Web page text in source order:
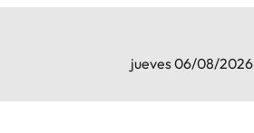
jueves 06/08/2026